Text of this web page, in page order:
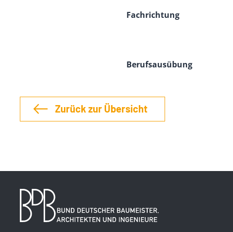
Fachrichtung
Berufsausübung
Zurück zur Übersicht